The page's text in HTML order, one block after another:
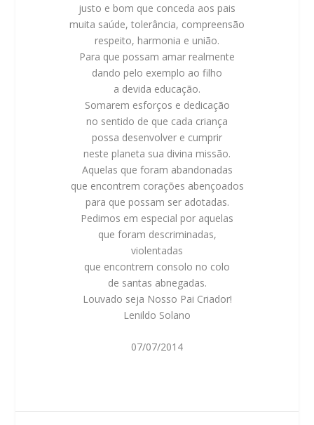
justo e bom que conceda aos pais
muita saúde, tolerância, compreensão
respeito, harmonia e união.
Para que possam amar realmente
dando pelo exemplo ao filho
a devida educação.
Somarem esforços e dedicação
no sentido de que cada criança
possa desenvolver e cumprir
neste planeta sua divina missão.
Aquelas que foram abandonadas
que encontrem corações abençoados
para que possam ser adotadas.
Pedimos em especial por aquelas
que foram descriminadas,
violentadas
que encontrem consolo no colo
de santas abnegadas.
Louvado seja Nosso Pai Criador!
Lenildo Solano
07/07/2014